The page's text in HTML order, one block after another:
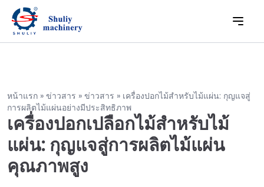
หน้าแรก » ข่าวสาร » ข่าวสาร » เครื่องปอกไม้สำหรับไม้แผ่น: กุญแจสู่
การผลิตไม้แผ่นอย่างมีประสิทธิภาพ
เครื่องปอกเปลือกไม้สำหรับไม้
แผ่น: กุญแจสู่การผลิตไม้แผ่น
คุณภาพสูง